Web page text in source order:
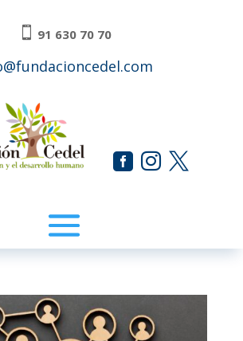
 91 630 70 70
  